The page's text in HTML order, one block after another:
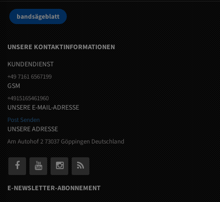
bandsägeblatt
UNSERE KONTAKTINFORMATIONEN
KUNDENDIENST
+49 7161 6567199
GSM
+4915165461960
UNSERE E-MAIL-ADRESSE
Post Senden
UNSERE ADRESSE
Am Autohof 2 73037 Göppingen Deutschland
E-NEWSLETTER-ABONNEMENT